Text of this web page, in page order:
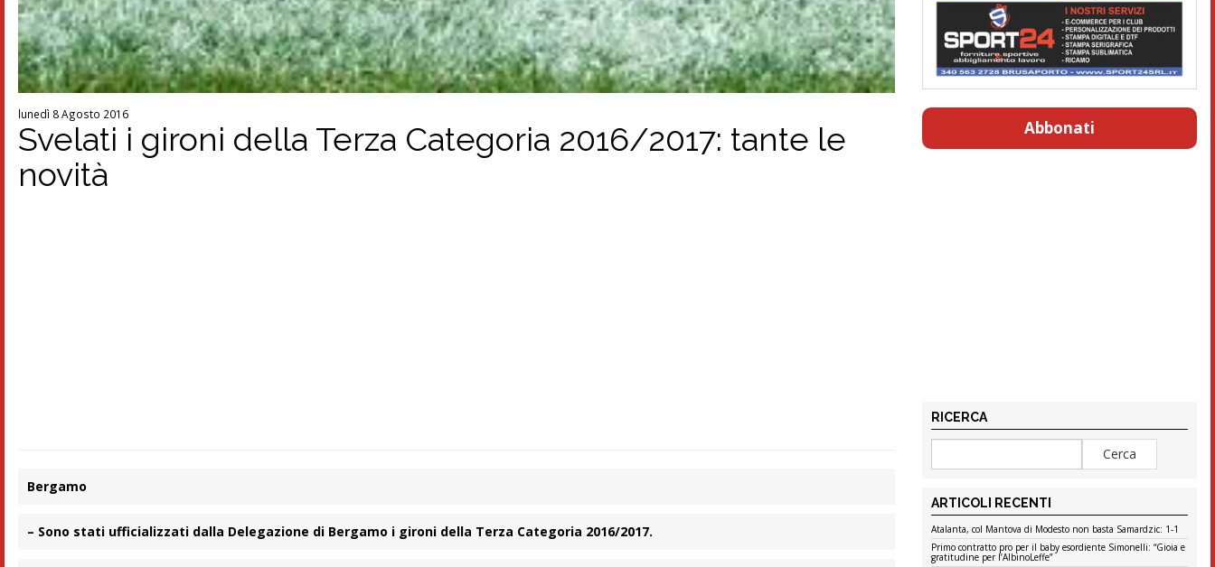
lunedì 8 Agosto 2016
Svelati i gironi della Terza Categoria 2016/2017: tante le
novità
Bergamo
– Sono stati ufficializzati dalla Delegazione di Bergamo i gironi della Terza Categoria 2016/2017.
Abbonati
RICERCA
ARTICOLI RECENTI
Atalanta, col Mantova di Modesto non basta Samardzic: 1-1
Primo contratto pro per il baby esordiente Simonelli: “Gioia e
gratitudine per l’AlbinoLeffe”